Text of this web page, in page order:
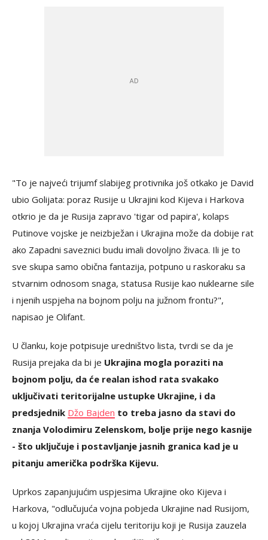
"To je najveći trijumf slabijeg protivnika još otkako je David
ubio Golijata: poraz Rusije u Ukrajini kod Kijeva i Harkova
otkrio je da je Rusija zapravo 'tigar od papira', kolaps
Putinove vojske je neizbježan i Ukrajina može da dobije rat
ako Zapadni saveznici budu imali dovoljno živaca. Ili je to
sve skupa samo obična fantazija, potpuno u raskoraku sa
stvarnim odnosom snaga, statusa Rusije kao nuklearne sile
i njenih uspjeha na bojnom polju na južnom frontu?",
napisao je Olifant.
U članku, koje potpisuje uredništvo lista, tvrdi se da je
Rusija prejaka da bi je Ukrajina mogla poraziti na
bojnom polju, da će realan ishod rata svakako
uključivati ​​teritorijalne ustupke Ukrajine, i da
predsjednik Džo Bajden to treba jasno da stavi do
znanja Volodimiru Zelenskom, bolje prije nego kasnije
- što uključuje i postavljanje jasnih granica kad je u
pitanju američka podrška Kijevu.
Uprkos zapanjujućim uspjesima Ukrajine oko Kijeva i
Harkova, "odlučujuća vojna pobjeda Ukrajine nad Rusijom,
u kojoj Ukrajina vraća cijelu teritoriju koji je Rusija zauzela